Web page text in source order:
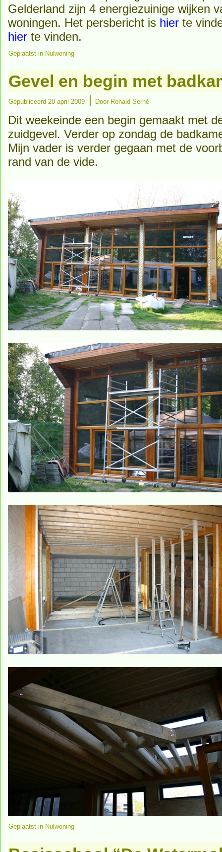
Gelderland zijn 4 energiezuinige wijken
woningen. Het persbericht is hier te
hier te vinden.
Geplaatst in Nulwoning
Gevel en begin met
Gepubliceerd 20 april 2009 | Door Ronald Serné
Dit weekeinde een begin gemaakt met
zuidgevel. Verder op zondag de
Mijn vader is verder gegaan met de
rand van de vide.
Geplaatst in Nulwoning